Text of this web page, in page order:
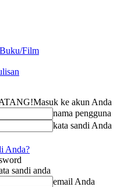
Film
Masuk ke akun Anda
nama pengguna
kata sandi Anda
Anda?
sandi anda
email Anda